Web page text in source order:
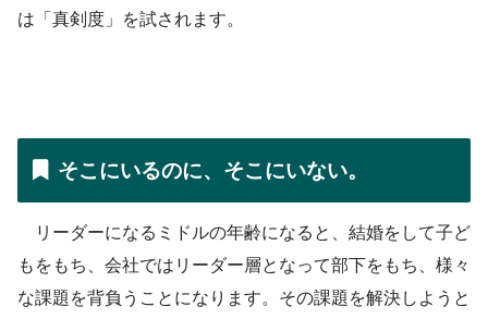
は「真剣度」を試されます。
そこにいるのに、そこにいない。
リーダーになるミドルの年齢になると、結婚をして子ど
もをもち、会社ではリーダー層となって部下をもち、様々
な課題を背負うことになります。その課題を解決しようと